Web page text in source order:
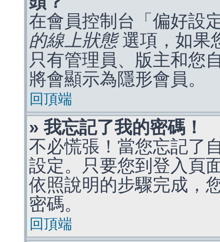
在會員控制台「偏好設
的線上狀態選項，如果
只有管理員、版主和您
將會顯示為隱形會員。
回頂端
» 我忘記了我的密碼！
不必慌張！當您忘記了
設定。只要您到登入頁
依照說明的步驟完成，
密碼。
回頂端